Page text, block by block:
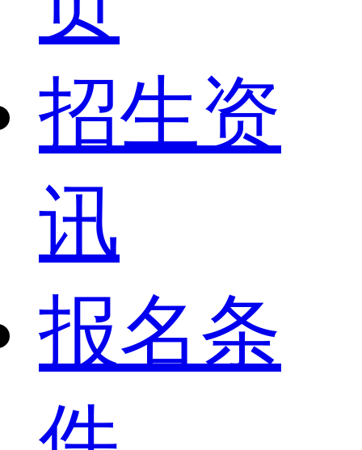
招生资
讯
报名条